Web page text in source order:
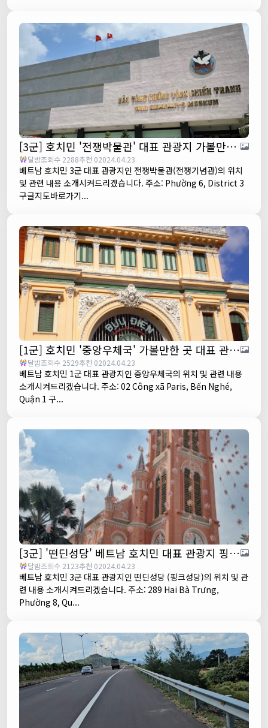
[3군] 호치민 '전쟁박물관' 대표 관광지 가볼만한 곳 추천
달밤조회수 2288추천 02024.04.23
베트남 호치민 3군 대표 관광지인 전쟁박물관(전쟁기념관)의 위치
및 관련 내용 소개시켜드리겠습니다. 주소: Phường 6, District 3
구글지도바로가기...
[1군] 호치민 '중앙우체국' 가볼만한 곳 대표 관광지
달밤조회수 2529추천 02024.04.23
베트남 호치민 1군 대표 관광지인 중앙우체국의 위치 및 관련 내용
소개시켜드리겠습니다. 주소: 02 Công xã Paris, Bến Nghé,
Quận 1 구...
[3군] '떤딘성당' 베트남 호치민 대표 관광지 핑크 성당
달밤조회수 2123추천 02024.04.23
베트남 호치민 3군 대표 관광지인 떤딘성당 (핑크성당)의 위치 및 관
련 내용 소개시켜드리겠습니다. 주소: 289 Hai Bà Trưng,
Phường 8, Qu...